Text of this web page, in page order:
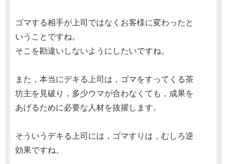
ゴマする相手が上司ではなくお客様に変わったと
いうことですね。
そこを勘違いしないようにしたいですね。
また，本当にデキる上司は，ゴマをすってくる茶
坊主を見破り，多少ウマが合わなくても，成果を
あげるために必要な人材を抜擢します。
そういうデキる上司には，ゴマすりは，むしろ逆
効果ですね。